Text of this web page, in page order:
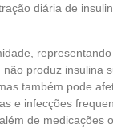
diária de
produz insulina
também pode
e infecções
de medicações